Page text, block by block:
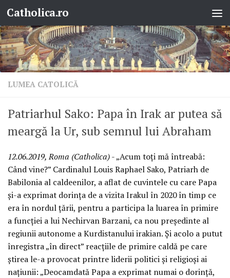
Skip to content
Catholica.ro
LUMEA CATOLICĂ
Patriarhul Sako: Papa în Irak ar putea să
meargă la Ur, sub semnul lui Abraham
12.06.2019, Roma (Catholica)- „Acum toți mă întreabă:
Când vine?” Cardinalul Louis Raphael Sako, Patriarh de
Babilonia al caldeenilor, a aflat de cuvintele cu care Papa
și-a exprimat dorința de a vizita Irakul în 2020 în timp ce
era în nordul țării, pentru a participa la luarea în primire
a funcției a lui Nechirvan Barzani, ca nou președinte al
regiunii autonome a Kurdistanului irakian. Și acolo a putut
înregistra „în direct” reacțiile de primire caldă pe care
știrea le-a provocat printre liderii politici și religioși ai
națiunii: „Deocamdată Papa a exprimat numai o dorință,